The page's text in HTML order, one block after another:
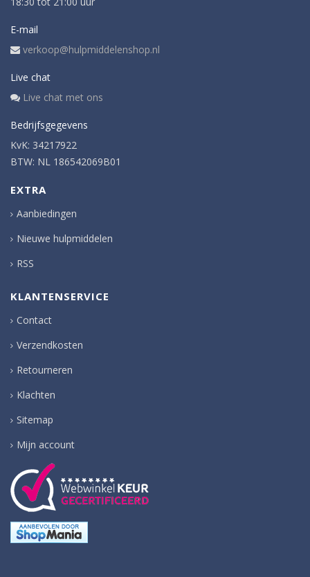
E-mail
verkoop@hulpmiddelenshop.nl
Live chat
Live chat met ons
Bedrijfsgegevens
KvK: 34217922
BTW: NL 186542069B01
EXTRA
Aanbiedingen
Nieuwe hulpmiddelen
RSS
KLANTENSERVICE
Contact
Verzendkosten
Retourneren
Klachten
Sitemap
Mijn account